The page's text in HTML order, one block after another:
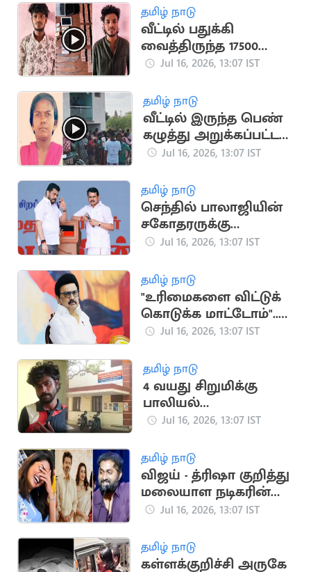
தமிழ் நாடு
வீட்டில் பதுக்கி
வைத்திருந்த 17500
போதை மாத்திரைகள்
Jul 16, 2026, 13:07 IST
தமிழ் நாடு
வீட்டில் இருந்த பெண்
கழுத்து அறுக்கப்பட்ட
நிலையில் சடலமாக
Jul 16, 2026, 13:07 IST
தமிழ் நாடு
செந்தில் பாலாஜியின்
சகோதரருக்கு
விதிக்கப்பட்ட
தளர்வு
Jul 16, 2026, 13:07 IST
தமிழ் நாடு
"உரிமைகளை விட்டுக்
கொடுக்க மாட்டோம்"..
மு.க.ஸ்டாலின் பேச்சு
Jul 16, 2026, 13:07 IST
தமிழ் நாடு
4 வயது சிறுமிக்கு
பாலியல்
தொல்லை..அரசு பஸ்
Jul 16, 2026, 13:07 IST
தமிழ் நாடு
விஜய் - த்ரிஷா குறித்து
மலையாள நடிகரின்
பேச்சால் சர்ச்சை
Jul 16, 2026, 13:07 IST
தமிழ் நாடு
கள்ளக்குறிச்சி அருகே